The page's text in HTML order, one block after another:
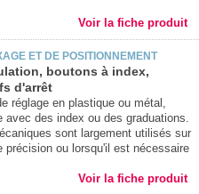
Voir la fiche produit
ET DE POSITIONNEMENT
boutons à index,
d'arrêt
réglage en plastique ou métal,
avec des index ou des graduations.
sont largement utilisés sur
précision ou lorsqu'il est nécessaire
Voir la fiche produit